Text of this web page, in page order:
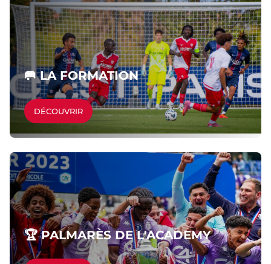
🥅 LA FORMATION
DÉCOUVRIR
🏆 PALMARÈS DE L'ACADEMY